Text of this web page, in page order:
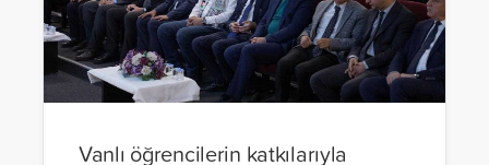
Vanlı öğrencilerin katkılarıyla